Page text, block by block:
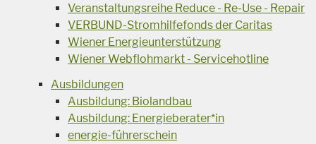
Veranstaltungsreihe Reduce - Re-Use - Repair
VERBUND-Stromhilfefonds der Caritas
Wiener Energieunterstützung
Wiener Webflohmarkt - Servicehotline
Ausbildungen
Ausbildung: Biolandbau
Ausbildung: Energieberater*in
energie-führerschein